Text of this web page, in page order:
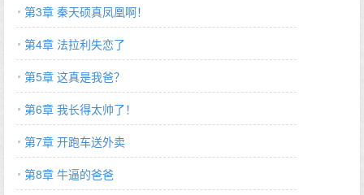
我用灵异玩偶诅咒我对家！快快倒霉！都给我倒霉！！！秦浪：哎
呦呦别哭了！都是爸爸的好孩子,爸爸绝对超级超级喜欢你们的！爱
你们呦~比心！【还是改成了金手指系列,写小孩子不顺手,希望大家
理解哈！爱你们！新书日三！V后日九！依旧是金手指系列大爽文
哈！】******下本开《我爸是大反派[快穿]》*****沈明泉来自于恶魔
深渊最低级的小恶魔,崇尚强大的灵魂。一朝被拯救反派爸爸系统绑
定了,整只恶魔都开心爆了。：校园文的反派爸爸十八岁的沈匡浪留
级高二,被父母厌弃,自甘堕落,染着一头绿头发,是个活生生的杀马
特。然后他遇到了自己的小恶魔儿子。沈明泉染了跟爸爸一样绿色
的头发美滋滋：爸爸你看我们一样绿的发光！沈匡浪脸色一绿：小
第3章 秦天硕真凤凰啊！
第4章 法拉利失恋了
第5章 这真是我爸？
第6章 我长得太帅了！
第7章 开跑车送外卖
第8章 牛逼的爸爸